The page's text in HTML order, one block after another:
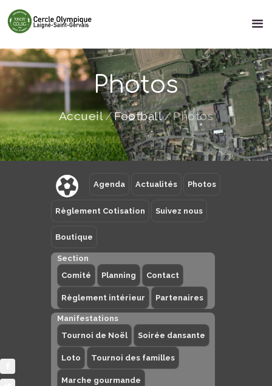
Photos
Accueil Football Photos
Agenda Actualités Photos
Règlement Cotisation Suivez nous
Boutique
Section
Comité
Planning Contact
Règlement intérieur Partenaires
Manifestations
Tournoi de Noël
Soirée dansante
Loto Tournoi des familles
Marche gourmande